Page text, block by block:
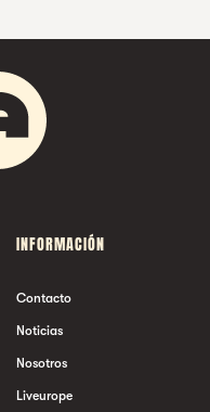
INFORMACIÓN
Contacto
Noticias
Nosotros
Liveurope